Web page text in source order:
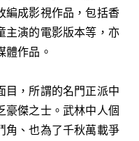
編成影視作品，包括香
主演的電影版本等，亦
體作品。
目，所謂的名門正派中
豪傑之士。武林中人個
角、也為了千秋萬載爭